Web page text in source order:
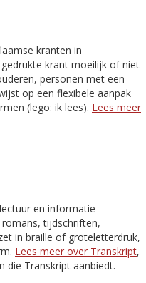
kranten in
krant moeilijk of niet
personen met een
op een flexibele aanpak
(lego: ik lees). Lees meer
en informatie
tijdschriften,
in braille of groteletterdruk,
Lees meer over Transkript,
die Transkript aanbiedt.